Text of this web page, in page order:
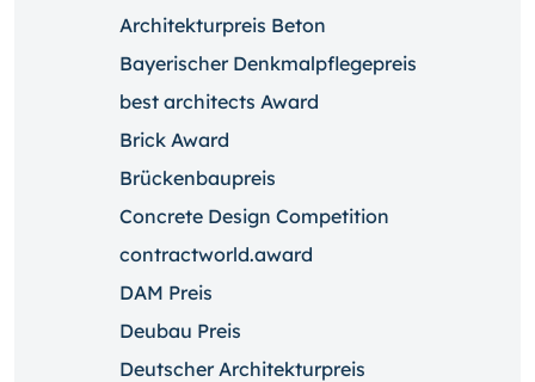
Architekturpreis Beton
Bayerischer Denkmalpflegepreis
best architects Award
Brick Award
Brückenbaupreis
Concrete Design Competition
contractworld.award
DAM Preis
Deubau Preis
Deutscher Architekturpreis